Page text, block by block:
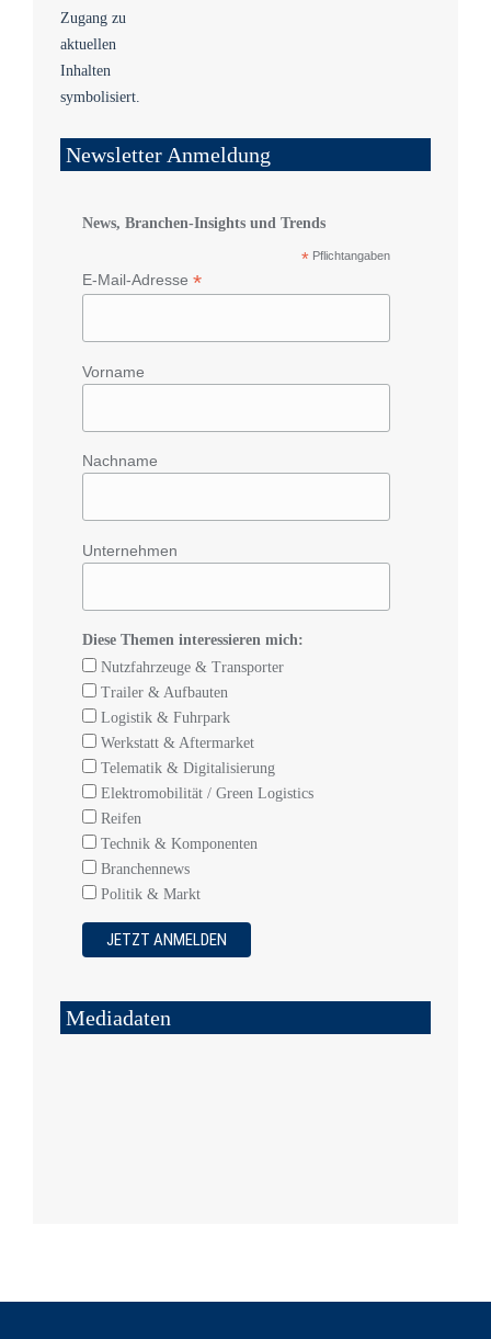
Newsletter Anmeldung
News, Branchen-Insights und Trends
* Pflichtangaben
E-Mail-Adresse *
Vorname
Nachname
Unternehmen
Diese Themen interessieren mich:
Nutzfahrzeuge & Transporter
Trailer & Aufbauten
Logistik & Fuhrpark
Werkstatt & Aftermarket
Telematik & Digitalisierung
Elektromobilität / Green Logistics
Reifen
Technik & Komponenten
Branchennews
Politik & Markt
Mediadaten